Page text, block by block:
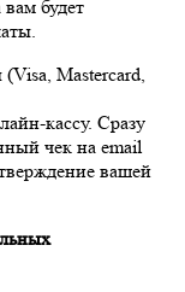
будет
Mastercard,
кассу. Сразу
чек на email
вашей